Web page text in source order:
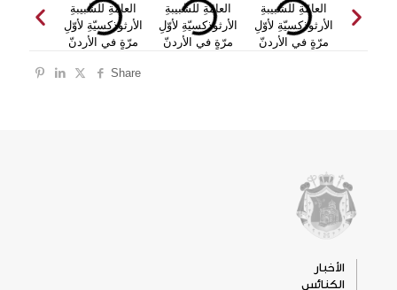
Share
الأخبار
الكنائس